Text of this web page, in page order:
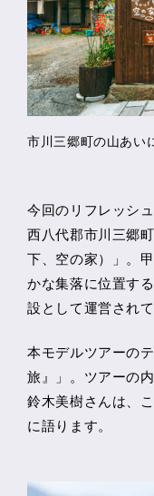
市川三郷町の山あい
今回のリフレッシ
西八代郡市川三郷
下、空の家）」。
かな集落に位置す
設として運営されて
本モデルツアーの
旅』」。ツアーの
鈴木美樹さんは、
に語ります。